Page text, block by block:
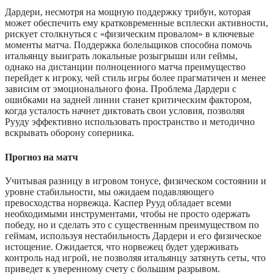
Дардери, несмотря на мощную поддержку трибун, которая
может обеспечить ему кратковременные всплески активности,
рискует столкнуться с «физическим провалом» в ключевые
моменты матча. Поддержка болельщиков способна помочь
итальянцу выиграть локальные розыгрыши или геймы,
однако на дистанции полноценного матча преимущество
перейдет к игроку, чей стиль игры более прагматичен и менее
зависим от эмоционального фона. Проблема Дардери с
ошибками на задней линии станет критическим фактором,
когда усталость начнет диктовать свои условия, позволяя
Рууду эффективно использовать пространство и методично
вскрывать оборону соперника.
Прогноз на матч
Учитывая разницу в игровом тонусе, физическом состоянии и
уровне стабильности, мы ожидаем подавляющего
превосходства норвежца. Каспер Рууд обладает всеми
необходимыми инструментами, чтобы не просто одержать
победу, но и сделать это с существенным преимуществом по
геймам, используя нестабильность Дардери и его физическое
истощение. Ожидается, что норвежец будет удерживать
контроль над игрой, не позволяя итальянцу затянуть сеты, что
приведет к уверенному счету с большим разрывом.